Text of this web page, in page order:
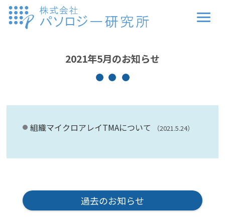
2021年5月のお知らせ
組織マイクロアレイTMAについて （2021.5.24）
過去のお知らせ